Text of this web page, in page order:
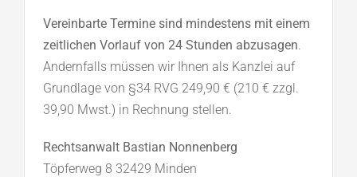
Vereinbarte Termine sind mindestens mit einem
zeitlichen Vorlauf von 24 Stunden abzusagen.
Andernfalls müssen wir Ihnen als Kanzlei auf
Grundlage von §34 RVG 249,90 € (210 € zzgl.
39,90 Mwst.) in Rechnung stellen.
Rechtsanwalt Bastian Nonnenberg
Töpferweg 8 32429 Minden